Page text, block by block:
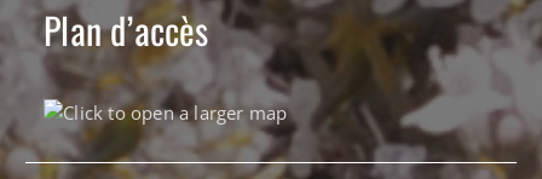
Plan d’accès